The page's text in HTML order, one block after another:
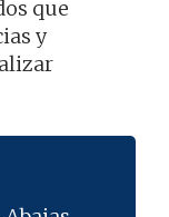
que
y